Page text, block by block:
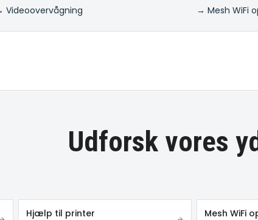
Videoovervågning
→ Mesh WiFi
Udforsk vores
Hjælp til printer Mesh WiFi